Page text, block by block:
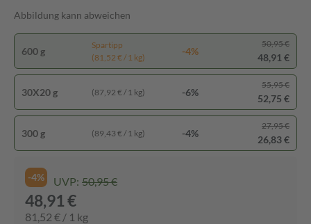
Abbildung kann abweichen
600 g
Spartipp
(81,52 € / 1 kg)
-4%
50,95 €
48,91 €
30X20 g (87,92 € / 1 kg) -6%
55,95 €
52,75 €
300 g (89,43 € / 1 kg) -4%
27,95 €
26,83 €
-4% UVP: 50,95 €
48,91 €
81,52 € / 1 kg